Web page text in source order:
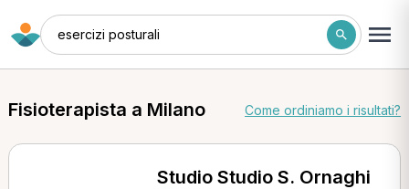
esercizi posturali
Fisioterapista a Milano Come ordiniamo i risultati?
Studio Studio S. Ornaghi